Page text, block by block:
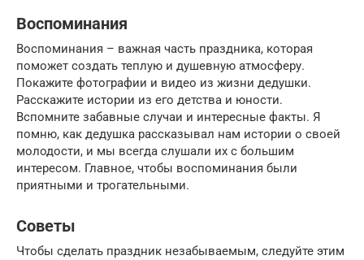
Воспоминания
Воспоминания – важная часть праздника, которая
поможет создать теплую и душевную атмосферу.
Покажите фотографии и видео из жизни дедушки.
Расскажите истории из его детства и юности.
Вспомните забавные случаи и интересные факты. Я
помню, как дедушка рассказывал нам истории о своей
молодости, и мы всегда слушали их с большим
интересом. Главное, чтобы воспоминания были
приятными и трогательными.
Советы
Чтобы сделать праздник незабываемым, следуйте этим